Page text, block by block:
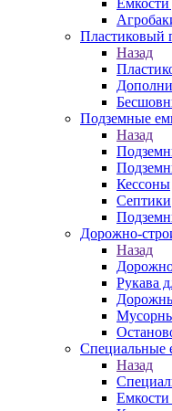
Пластиковый
Назад
Подземные
Назад
Кессоны
Септики
Дорожно-
Назад
Рукава
Специальные
Назад
Емкости